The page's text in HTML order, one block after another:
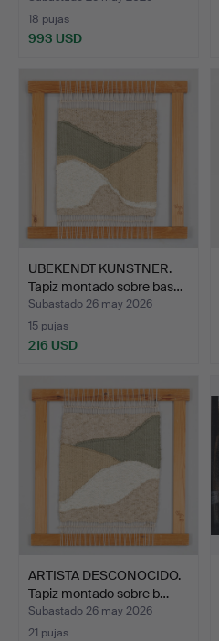
18 pujas
993 USD
UBEKENDT KUNSTNER.
Tapiz montado sobre bas…
Subastado 26 may 2026
15 pujas
216 USD
ARTISTA DESCONOCIDO.
Tapiz montado sobre b…
Subastado 26 may 2026
21 pujas